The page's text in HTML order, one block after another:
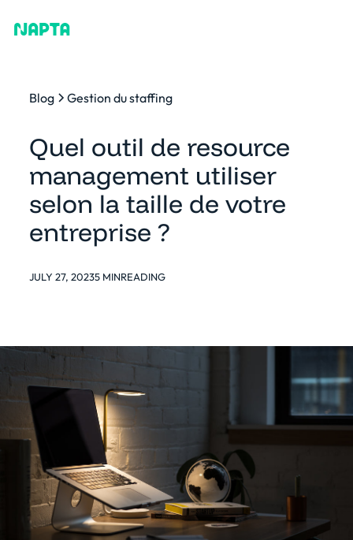
Blog Gestion du staffing
Quel outil de resource
management utiliser
selon la taille de votre
entreprise ?
JULY 27, 20235 MINREADING